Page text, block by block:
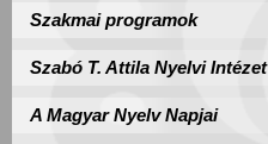
Szakmai programok
Szabó T. Attila Nyelvi Intézet
A Magyar Nyelv Napjai